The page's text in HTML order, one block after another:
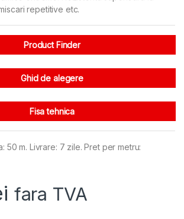
repetitive etc.
Product Finder
Ghid de alegere
Fisa tehnica
50 m. Livrare: 7 zile. Pret per metru:
fara TVA